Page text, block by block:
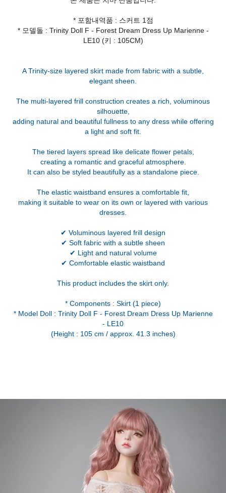
* 포함내역품 : 스커트 1점
* 모델돌 : Trinity Doll F - Forest Dream Dress Up Marienne -
LE10 (키 : 105CM)
A Trinity-size layered skirt made from fabric with a subtle,
elegant sheen.
The multi-layered frill construction creates a rich, voluminous
silhouette,
adding natural and beautiful fullness to any dress while offering
a light and soft fit.
The tiered layers spread like delicate flower petals,
creating a romantic and graceful atmosphere.
It can also be styled beautifully as a standalone piece.
The elastic waistband ensures a comfortable fit,
making it suitable to wear on its own or layered with various
dresses.
✔ Voluminous layered frill design
✔ Soft fabric with a subtle sheen
✔ Light and natural volume
✔ Comfortable elastic waistband
This product includes the skirt only.
* Components : Skirt (1 piece)
* Model Doll : Trinity Doll F - Forest Dream Dress Up Marienne
- LE10
(Height : 105 cm / approx. 41.3 inches)